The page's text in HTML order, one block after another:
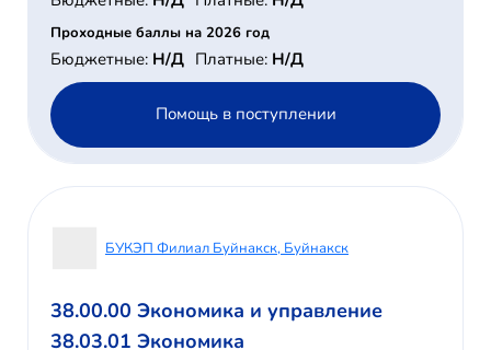
Проходные баллы на 2026 год
Бюджетные: Н/Д Платные: Н/Д
Помощь в поступлении
БУКЭП Филиал Буйнакск, Буйнакск
38.00.00 Экономика и управление
38.03.01 Экономика